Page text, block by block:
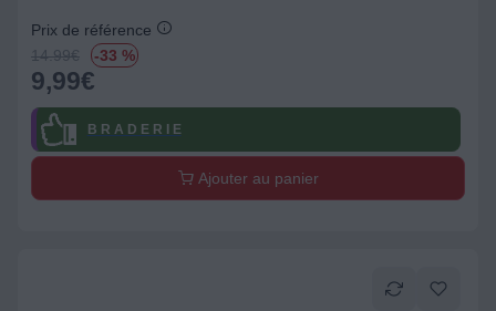
Prix de référence
14.99€ -33 %
9,99€
B R A D E R I E
Ajouter au panier